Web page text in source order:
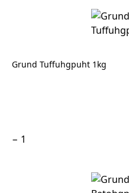
Grund Tuffuhgpuht 1kg
−